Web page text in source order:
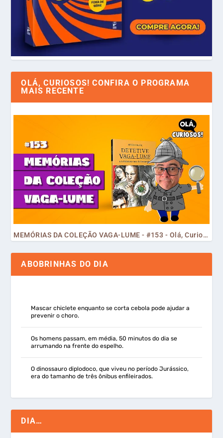
OLÁ, CURIOSOS! CONFIRA O PROGRAMA
MAIS RECENTE
MEMÓRIAS DA COLEÇÃO VAGA-LUME - #153 - Olá, Curiosos! 2023
ABOBRINHAS DO DIA
Mascar chiclete enquanto se corta cebola pode ajudar a
prevenir o choro.
Os homens passam, em média, 50 minutos do dia se
arrumando na frente do espelho.
O dinossauro diplodoco, que viveu no período Jurássico,
era do tamanho de três ônibus enfileirados.
DIA…